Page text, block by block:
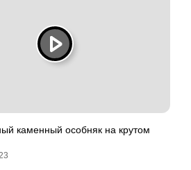
каменный особняк на крутом